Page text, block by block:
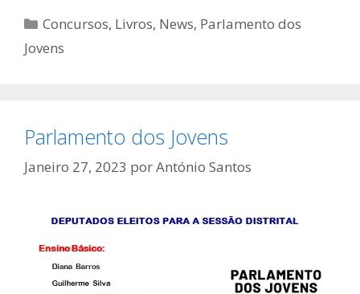
Categorias
Concursos, Livros, News, Parlamento dos
Jovens
Parlamento dos Jovens
Janeiro 27, 2023 porAntónio Santos